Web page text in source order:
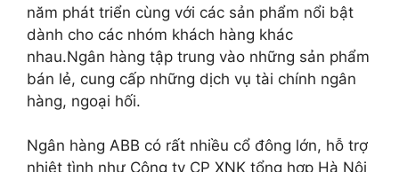
năm phát triển cùng với các sản phẩm nổi bật
dành cho các nhóm khách hàng khác
nhau.Ngân hàng tập trung vào những sản phẩm
bán lẻ, cung cấp những dịch vụ tài chính ngân
hàng, ngoại hối.
Ngân hàng ABB có rất nhiều cổ đông lớn, hỗ trợ
nhiệt tình như Công ty CP XNK tổng hợp Hà Nội